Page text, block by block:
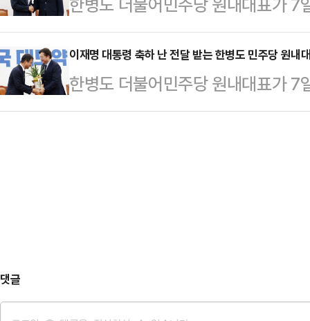
통령이 보낸 축하 난을 전달하기 위
를 하고 있다.
이재명 대통령 축하 난 전달 받는 한병도 민주당 원내
한병도 더불어민주당 원내대표가 7
와대 정무수석으로부터 이재명 대
댓글